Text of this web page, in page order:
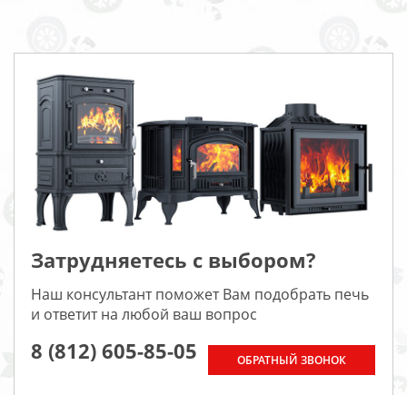
Затрудняетесь с выбором?
Наш консультант поможет Вам подобрать печь
и ответит на любой ваш вопрос
8 (812) 605-85-05 ОБРАТНЫЙ ЗВОНОК